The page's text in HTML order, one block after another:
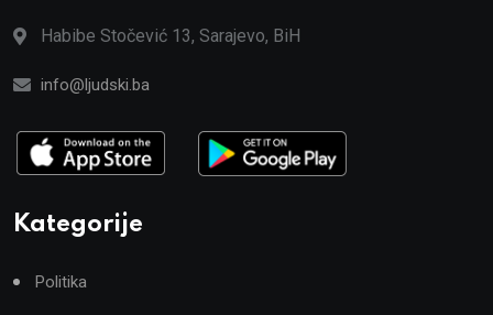
Habibe Stočević 13, Sarajevo, BiH
info@ljudski.ba
Kategorije
Politika